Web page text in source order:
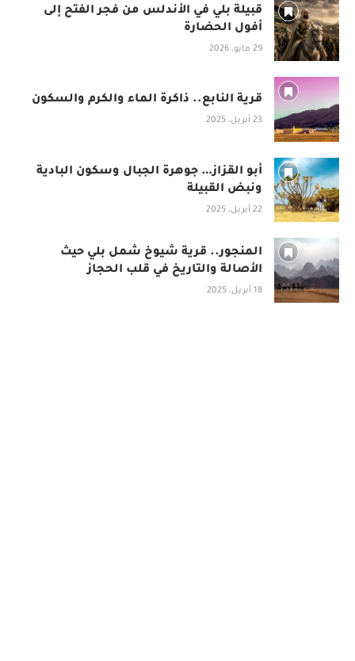
قبيلة بلي في الأندلس من فجر الفتح إلى
أفول الحضارة
29 مايو، 2026
قرية النابع.. ذاكرة الماء والكرم والسكون
23 أبريل، 2025
أبو القزاز… جوهرة الجبال وسكون البادية
ونبض القبيلة
22 أبريل، 2025
المنجور.. قرية شيوخ شمل بلي حيث
الأصالة والتاريخ في قلب الحجاز
18 أبريل، 2025